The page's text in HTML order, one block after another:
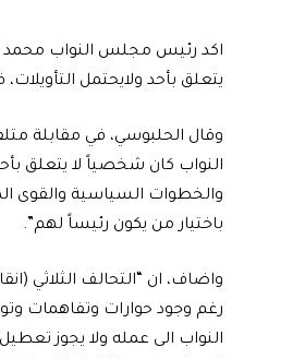
اكد رئيس مجلس النواب محمد
يتعلق بأحد ولايحتمل
وقال الحلبوسي، في مقابلة
النواب كان شخصياً لا يتعلق
والخطوات السياسية والقوى
باختيار من يكون رئيساً لهم”.
واضاف، ان “التحالف الثلاثي
رغم وجود حوارات وتفاهمات
النواب الى عمله ولا يجوز